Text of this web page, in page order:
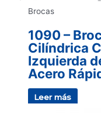
Brocas
1090 –
Cilíndrica
Izquierda
Acero
Leer más